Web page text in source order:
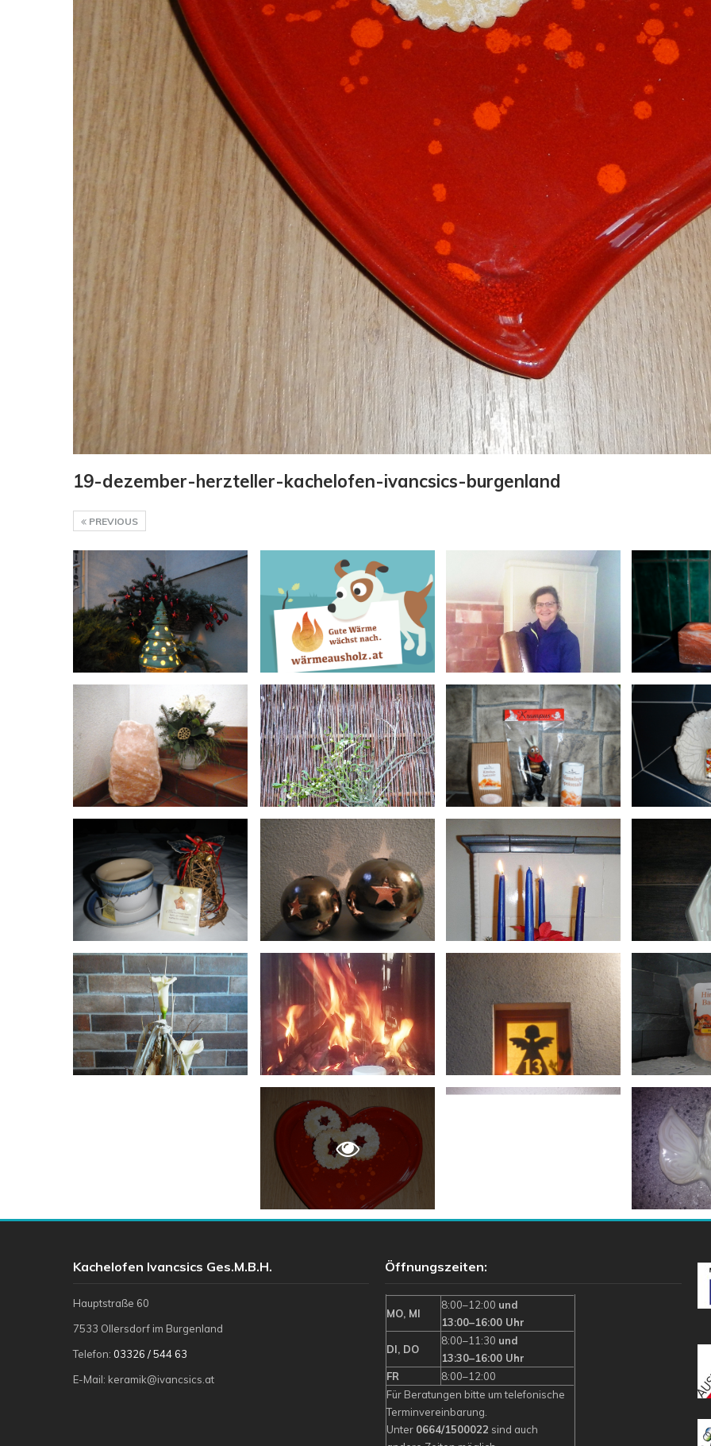
19-dezember-herzteller-kachelofen-ivancsics-burgenland
PREVIOUS
Kachelofen Ivancsics Ges.m.b.H.
Hauptstraße 60
7533 Ollersdorf im Burgenland
Telefon: 03326 / 544 63
E-Mail: keramik@ivancsics.at
Öffnungszeiten:
MO, MI
8:00–12:00 und
13:00–16:00 Uhr
DI, DO
8:00–11:30 und
13:30–16:00 Uhr
FR
8:00–12:00
Für Beratungen bitte um telefonische
Terminvereinbarung.
Unter 0664/1500022 sind auch